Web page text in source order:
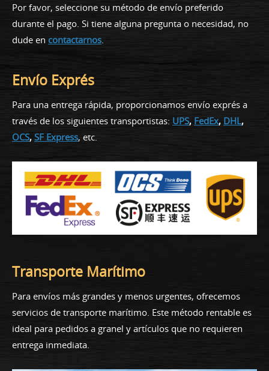
Por favor, seleccione su método de envío preferido
durante el pago. Si tiene alguna pregunta o necesidad, no
dude en contactarnos
Envío Exprés
Para una entrega rápida, proporcionamos envío exprés a
través de los siguientes transportistas: UPS, FedEx, DHL,
OCS, SF Express, etc.
Transporte Marítimo
Para envíos más grandes y menos urgentes, ofrecemos
servicios de transporte marítimo. Este método rentable es
ideal para pedidos a granel y artículos que no requieren
entrega inmediata.